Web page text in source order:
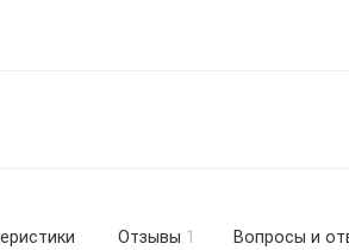
Отзывы 1 Вопросы и